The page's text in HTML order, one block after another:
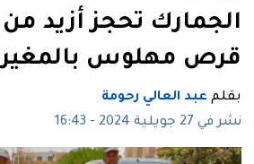
قرص مهلوس بالمغير
بقلم عبد العالي رحومة
نشر في 27 جويلية 2024 - 16:43